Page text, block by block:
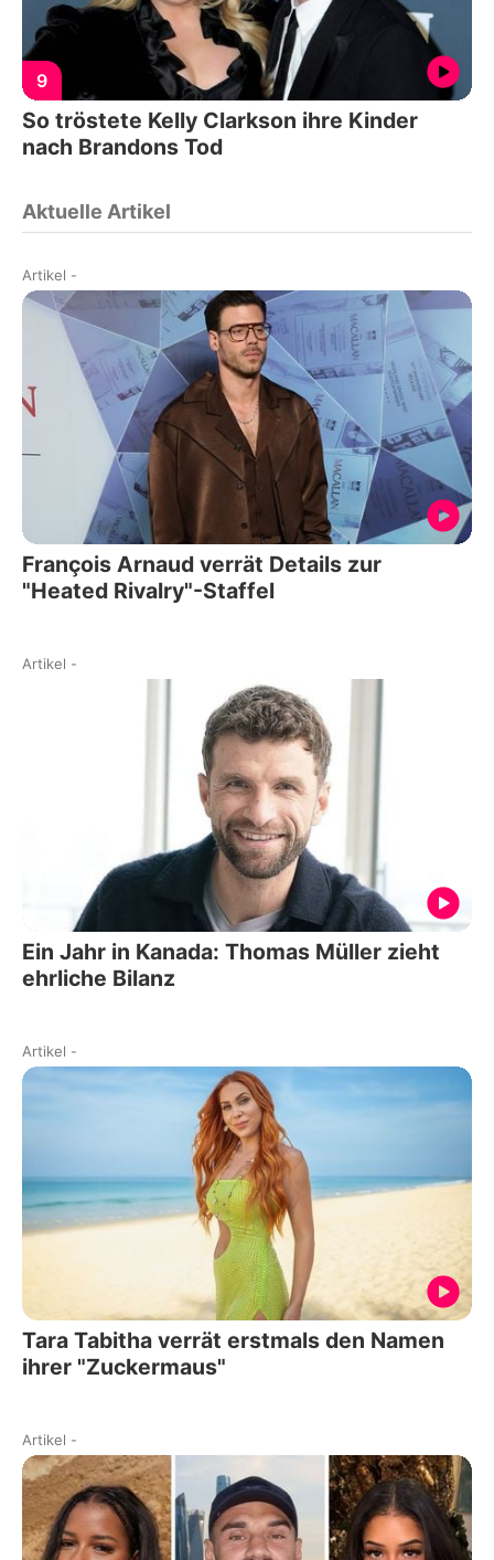
9
So tröstete Kelly Clarkson ihre Kinder
nach Brandons Tod
Aktuelle Artikel
Artikel -
François Arnaud verrät Details zur
"Heated Rivalry"-Staffel
Artikel -
Ein Jahr in Kanada: Thomas Müller zieht
ehrliche Bilanz
Artikel -
Tara Tabitha verrät erstmals den Namen
ihrer "Zuckermaus"
Artikel -